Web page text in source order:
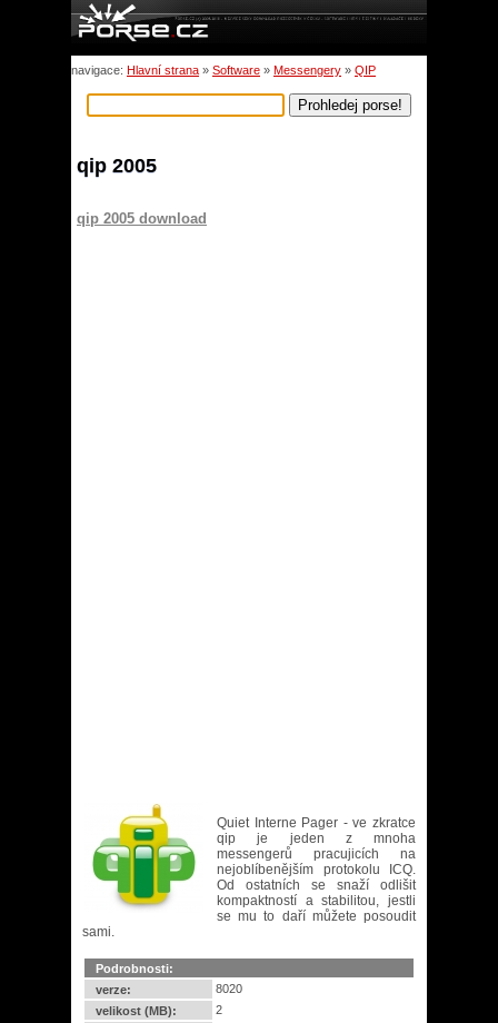
navigace: Hlavní strana » Software » Messengery » QIP
qip 2005
qip 2005 download
Quiet Interne Pager - ve zkratce
qip je jeden z mnoha
messengerů pracujicích na
nejoblíbenějším protokolu ICQ.
Od ostatních se snaží odlišit
kompaktností a stabilitou, jestli
se mu to daří můžete posoudit
sami.
Podrobnosti:
verze:
8020
velikost (MB):
2